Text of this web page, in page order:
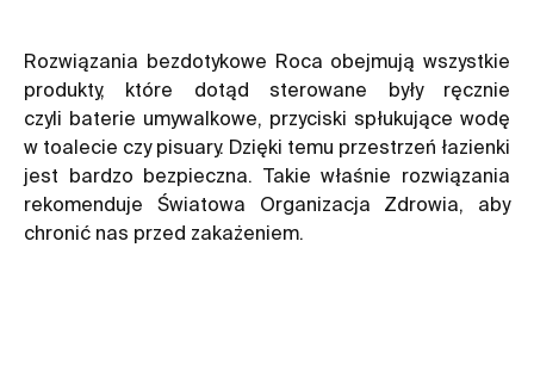
Rozwiązania bezdotykowe Roca obejmują wszystkie
produkty, które dotąd sterowane były ręcznie
czyli baterie umywalkowe , przyciski spłukujące wodę
w toalecie czy pisuary. Dzięki temu przestrzeń łazienki
jest bardzo bezpieczna. Takie właśnie rozwiązania
rekomenduje Światowa Organizacja Zdrowia, aby
chronić nas przed zakażeniem.